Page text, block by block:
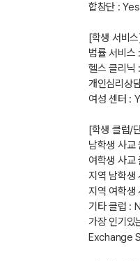
합창단 : Yes
[학생 서비
법률 서비스
헬스 클리닉
개인심리상
여성 센터 :
[학생 클럽/
남학생 사교
여학생 사교
지역 남학생
지역 여학생
기타 클럽 :
가장 인기
Exchange